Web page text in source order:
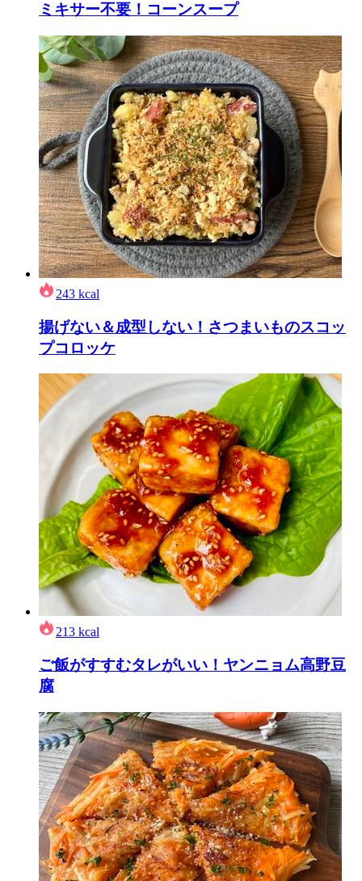
ミキサー不要！コーンスープ
243 kcal
揚げない＆成型しない！さつまいものスコッ
プコロッケ
213 kcal
ご飯がすすむタレがいい！ヤンニョム高野豆
腐